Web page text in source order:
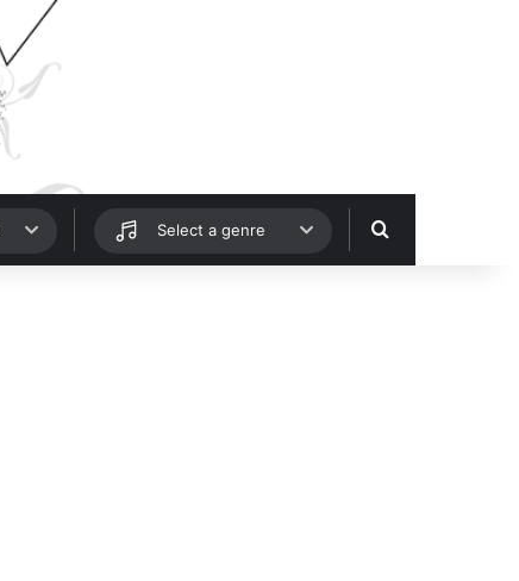
Select a genre Hledat